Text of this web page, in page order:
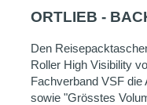
ORTLIEB -
Den
Roller High Visibility
Fachverband VSF die
sowie "Grösstes